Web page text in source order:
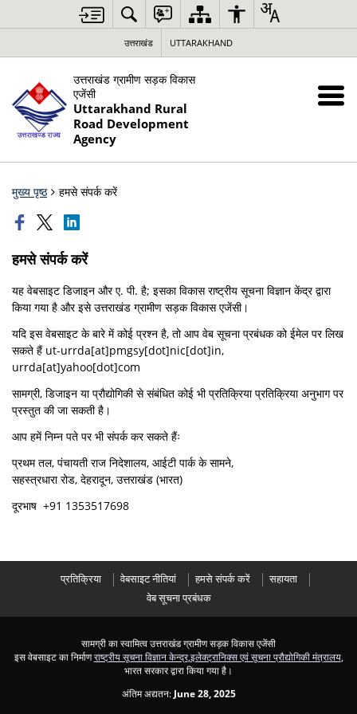
उत्तराखंड UTTARAKHAND
उत्तराखंड ग्रामीण सड़क विकास
एजेंसी
Uttarakhand Rural
Road Development
Agency
मुख्य पृष्ठ हमसे संपर्क करें
हमसे संपर्क करें
यह वेबसाइट डिजाइन और ए. पी. है; इसका विकास राष्ट्रीय सूचना विज्ञान केंद्र द्वारा
किया गया है और इसे उत्तराखंड ग्रामीण सड़क विकास एजेंसी।
यदि इस वेबसाइट के बारे में कोई प्रश्न है, तो आप वेब सूचना प्रबंधक को ईमेल पर लिख
सकते हैं ut-urrda[at]pmgsy[dot]nic[dot]in,
urrda[at]yahoo[dot]com
सामग्री, डिजाइन या प्रौद्योगिकी से संबंधित कोई भी प्रतिक्रिया प्रतिक्रिया अनुभाग पर
प्रस्तुत की जा सकती है।
आप हमें निम्न पते पर भी संपर्क कर सकते हैंः
प्रथम तल, पंचायती राज निदेशालय, आईटी पार्क के सामने,
सहस्त्रधारा रोड, देहरादून, उत्तराखंड (भारत)
दूरभाष +91 1353517698
प्रतिक्रिया वेबसाइट नीतियां हमसे संपर्क करें
सहायता
वेब सूचना प्रबंधक
सामग्री का स्वामित्व उत्तराखंड ग्रामीण सड़क विकास एजेंसी
इस वेबसाइट का निर्माणराष्ट्रीय सूचना विज्ञान केन्द्र,इलेक्ट्रानिक्स एवं सूचना प्रौद्योगिकी मंत्रालय,
भारत सरकार द्वारा किया गया है।
अंतिम अद्यतन: June 28, 2025